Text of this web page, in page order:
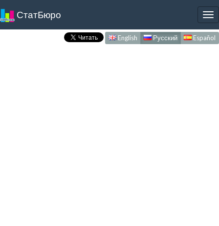
СтатБюро
English Русский Español